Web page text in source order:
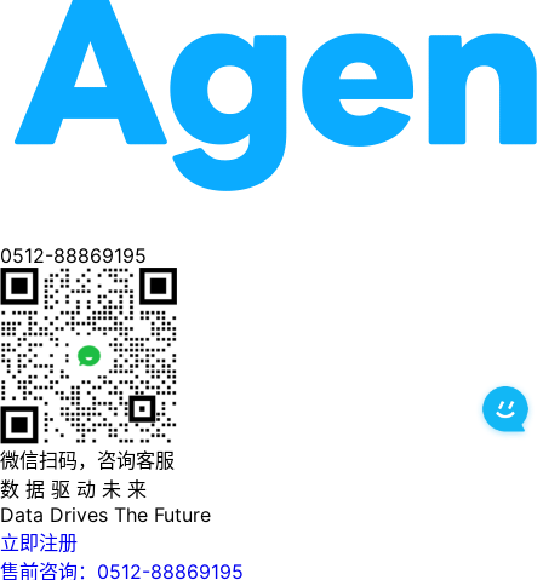
0512-88869195
微信扫码，咨询客服
数 据 驱 动 未 来
Data Drives The Future
立即注册
售前咨询：0512-88869195